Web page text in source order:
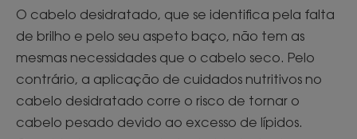
O cabelo desidratado, que se identifica pela falta
de brilho e pelo seu aspeto baço, não tem as
mesmas necessidades que o cabelo seco. Pelo
contrário, a aplicação de cuidados nutritivos no
cabelo desidratado corre o risco de tornar o
cabelo pesado devido ao excesso de lípidos.